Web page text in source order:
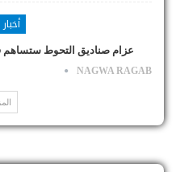
عزام صناديق التحوط ستساهم
NAGWA RAGAB